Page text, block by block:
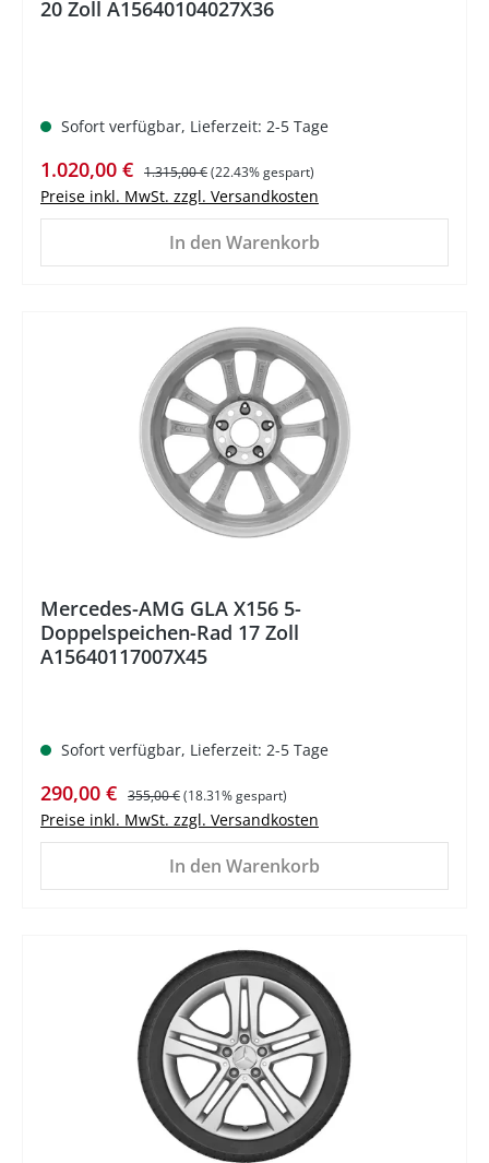
20 Zoll A15640104027X36
Sofort verfügbar, Lieferzeit: 2-5 Tage
Verkaufspreis:
1.020,00 € Regulärer Preis:
1.315,00 €(22.43% gespart)
Preise inkl. MwSt. zzgl. Versandkosten
In den Warenkorb
Mercedes-AMG GLA X156 5-
Doppelspeichen-Rad 17 Zoll
A15640117007X45
Sofort verfügbar, Lieferzeit: 2-5 Tage
Verkaufspreis:
290,00 € Regulärer Preis:
355,00 €(18.31% gespart)
Preise inkl. MwSt. zzgl. Versandkosten
In den Warenkorb